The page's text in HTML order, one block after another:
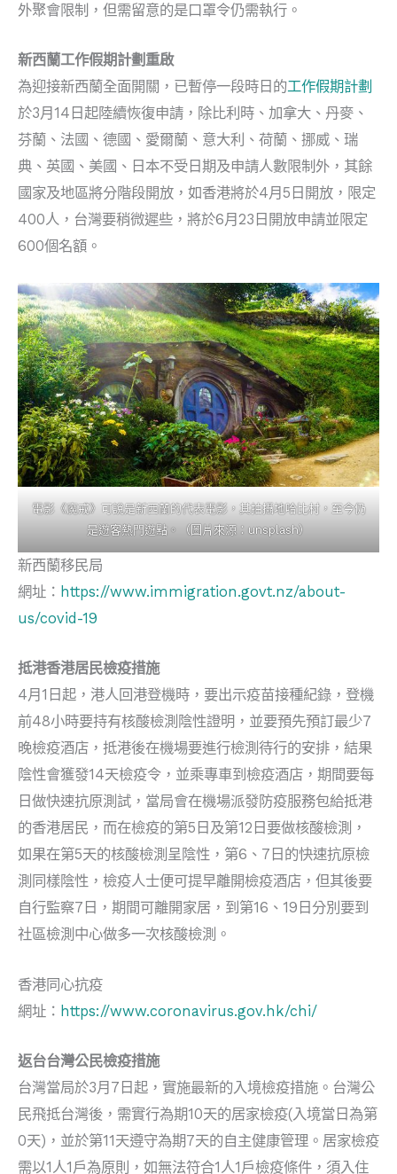
外聚會限制，但需留意的是口罩令仍需執行。
新西蘭工作假期計劃重啟
為迎接新西蘭全面開關，已暫停一段時日的工作假期計劃
於3月14日起陸續恢復申請，除比利時、加拿大、丹麥、
芬蘭、法國、德國、愛爾蘭、意大利、荷蘭、挪威、瑞
典、英國、美國、日本不受日期及申請人數限制外，其餘
國家及地區將分階段開放，如香港將於4月5日開放，限定
400人，台灣要稍微遲些，將於6月23日開放申請並限定
600個名額。
電影《魔戒》可說是新西蘭的代表電影，其拍攝地哈比村，至今仍
是遊客熱門遊點。（圖片來源：unsplash）
新西蘭移民局
網址： https://www.immigration.govt.nz/about-
us/covid-19
抵港香港居民檢疫措施
4月1日起，港人回港登機時，要出示疫苗接種紀錄，登機
前48小時要持有核酸檢測陰性證明，並要預先預訂最少7
晚檢疫酒店，抵港後在機場要進行檢測待行的安排，結果
陰性會獲發14天檢疫令，並乘專車到檢疫酒店，期間要每
日做快速抗原測試，當局會在機場派發防疫服務包給抵港
的香港居民，而在檢疫的第5日及第12日要做核酸檢測，
如果在第5天的核酸檢測呈陰性，第6、7日的快速抗原檢
測同樣陰性，檢疫人士便可提早離開檢疫酒店，但其後要
自行監察7日，期間可離開家居，到第16、19日分別要到
社區檢測中心做多一次核酸檢測。
香港同心抗疫
網址： https://www.coronavirus.gov.hk/chi/
返台台灣公民檢疫措施
台灣當局於3月7日起，實施最新的入境檢疫措施。台灣公
民飛抵台灣後，需實行為期10天的居家檢疫(入境當日為第
0天)，並於第11天遵守為期7天的自主健康管理。居家檢疫
需以1人1戶為原則，如無法符合1人1戶檢疫條件，須入住